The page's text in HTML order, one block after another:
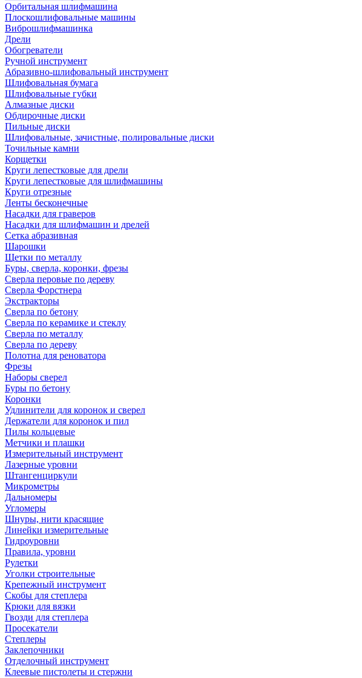
Орбитальная шлифмашина
Плоскошлифовальные машины
Виброшлифмашинка
Дрели
Обогреватели
Ручной инструмент
Абразивно-шлифовальный инструмент
Шлифовальная бумага
Шлифовальные губки
Алмазные диски
Обдирочные диски
Пильные диски
Шлифовальные, зачистные, полировальные диски
Точильные камни
Корщетки
Круги лепестковые для дрели
Круги лепестковые для шлифмашины
Круги отрезные
Ленты бесконечные
Насадки для граверов
Насадки для шлифмашин и дрелей
Сетка абразивная
Шарошки
Щетки по металлу
Буры, сверла, коронки, фрезы
Сверла перовые по дереву
Сверла Форстнера
Экстракторы
Сверла по бетону
Сверла по керамике и стеклу
Сверла по металлу
Сверла по дереву
Полотна для реноватора
Фрезы
Наборы сверел
Буры по бетону
Коронки
Удлинители для коронок и сверел
Держатели для коронок и пил
Пилы кольцевые
Метчики и плашки
Измерительный инструмент
Лазерные уровни
Штангенциркули
Микрометры
Дальномеры
Угломеры
Шнуры, нити красящие
Линейки измерительные
Гидроуровни
Правила, уровни
Рулетки
Уголки строительные
Крепежный инструмент
Скобы для степлера
Крюки для вязки
Гвозди для степлера
Просекатели
Степлеры
Заклепочники
Отделочный инструмент
Клеевые пистолеты и стержни